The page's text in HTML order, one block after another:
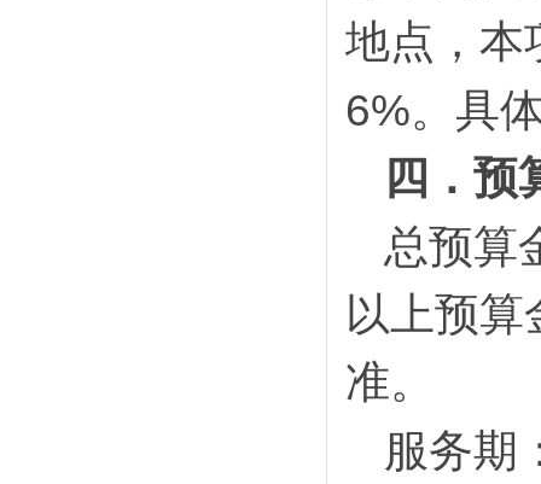
地点，本
6%。 具
四 ． 预
总预算
以上预
准。
服务期